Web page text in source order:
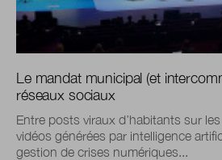
Le mandat municipal (et
réseaux sociaux
Entre posts viraux d’habitants sur
vidéos générées par intelligence
gestion de crises numériques...